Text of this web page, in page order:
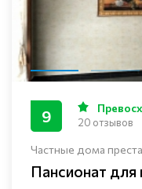
Частные дома
Пансионат
9 20 отзывов